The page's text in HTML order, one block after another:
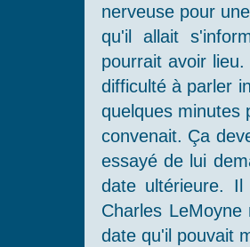
nerveuse pour
qu'il allait
pourrait avoir
difficulté à parler
quelques minutes
convenait. Ça
essayé de lui
date ultérieure.
Charles
date qu'il pouvait